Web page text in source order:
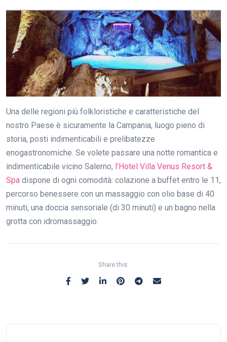
Una delle regioni più folkloristiche e caratteristiche del
nostro Paese è sicuramente la Campania, luogo pieno di
storia, posti indimenticabili e prelibatezze
enogastronomiche. Se volete passare una notte romantica e
indimenticabile vicino Salerno, l’Hotel Villa Venus Resort &
Spa dispone di ogni comodità: colazione a buffet entro le 11,
percorso benessere con un massaggio con olio base di 40
minuti, una doccia sensoriale (di 30 minuti) e un bagno nella
grotta con idromassaggio.
Share this: